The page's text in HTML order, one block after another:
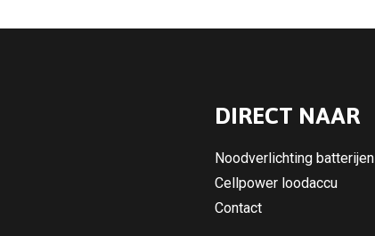
DIRECT NAAR
Noodverlichting batterijen
Cellpower loodaccu
Contact